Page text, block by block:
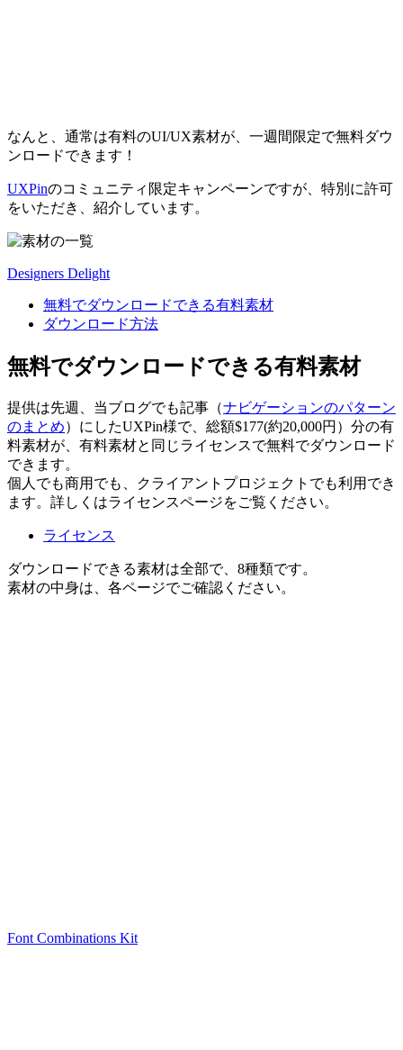
なんと、通常は有料のUI/UX素材が、一週間限定で無料ダウ
ンロードできます！
UXPinのコミュニティ限定キャンペーンですが、特別に許可
をいただき、紹介しています。
Designers Delight
無料でダウンロードできる有料素材
ダウンロード方法
無料でダウンロードできる有料素材
提供は先週、当ブログでも記事（ナビゲーションのパターン
のまとめ）にしたUXPin様で、総額$177(約20,000円）分の有
料素材が、有料素材と同じライセンスで無料でダウンロード
できます。
個人でも商用でも、クライアントプロジェクトでも利用でき
ます。詳しくはライセンスページをご覧ください。
ライセンス
ダウンロードできる素材は全部で、8種類です。
素材の中身は、各ページでご確認ください。
Font Combinations Kit